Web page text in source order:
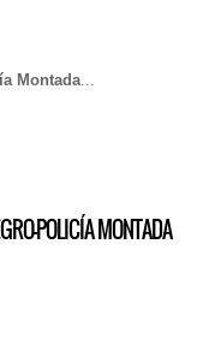
Montada...
POLICÍA MONTADA